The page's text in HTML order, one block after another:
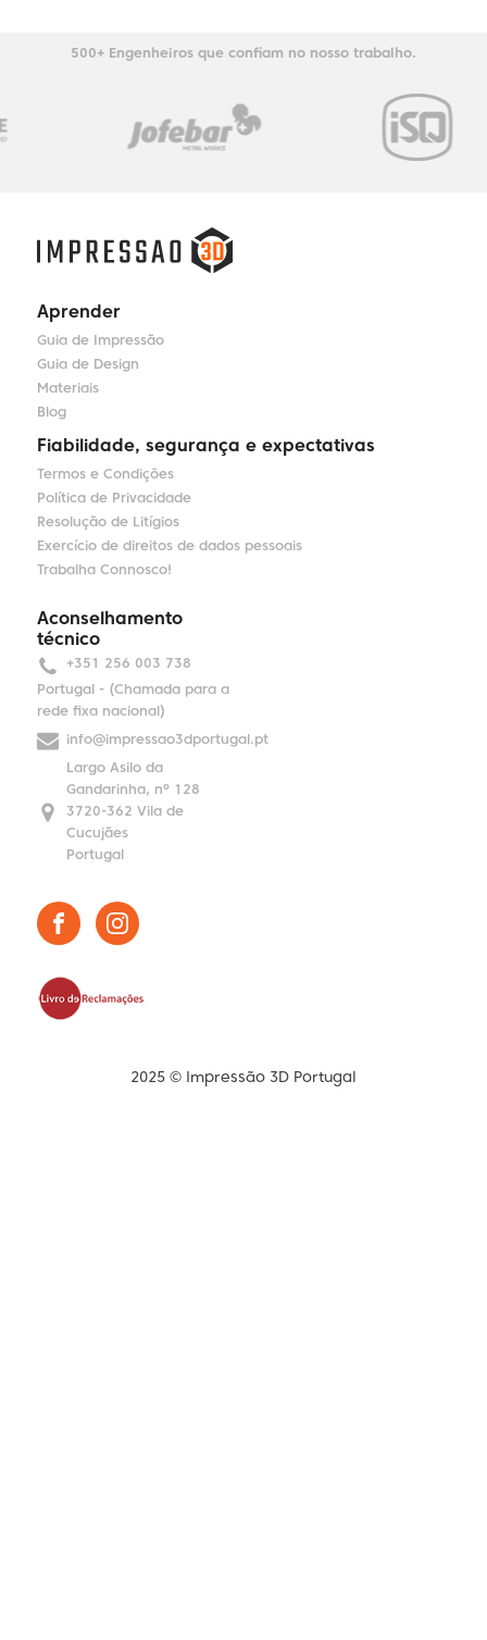
500+ Engenheiros que confiam no nosso trabalho.
Aprender
Guia de Impressão
Guia de Design
Materiais
Blog
Fiabilidade, segurança e expectativas
Termos e Condições
Política de Privacidade
Resolução de Litígios
Exercício de direitos de dados pessoais
Trabalha Connosco!
Aconselhamento
técnico
+351 256 003 738
Portugal - (Chamada para a
rede fixa nacional)
info@impressao3dportugal.pt
Largo Asilo da
Gandarinha, nº 128
3720-362 Vila de
Cucujães
Portugal
2025 © Impressão 3D Portugal